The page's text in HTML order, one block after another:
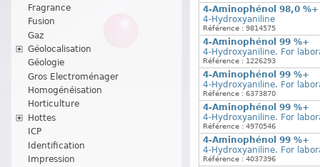
Fragrance
Fusion
Gaz
Géolocalisation
Géologie
Gros Electroménager
Homogénéisation
Horticulture
Hottes
ICP
Identification
Impression
4-Aminophénol 98,0 %+
4-Hydroxyaniline
Référence : 9814575
4-Aminophénol 99 %+
4-Hydroxyaniline. For
Référence : 1226293
4-Aminophénol 99 %+
4-Hydroxyaniline. For
Référence : 6373870
4-Aminophénol 99 %+
4-Hydroxyaniline. For
Référence : 4970546
4-Aminophénol 99 %+
4-Hydroxyaniline. For
Référence : 4037396